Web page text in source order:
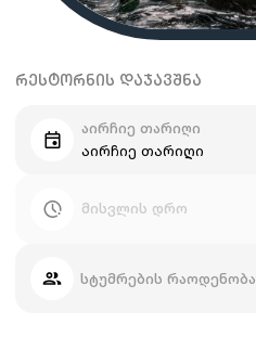
ᲠᲔᲡᲢᲝᲠᲜᲘᲡ ᲓᲐᲯᲐᲕᲨᲜᲐ
აირჩიე თარიღი
აირჩიე თარიღი
მისვლის დრო
სტუმრების რაოდენობა